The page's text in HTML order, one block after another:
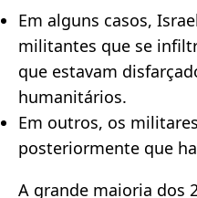
Em alguns casos,
militantes que se
que estavam
humanitários.
Em outros, os
posteriormente que
A grande maioria dos